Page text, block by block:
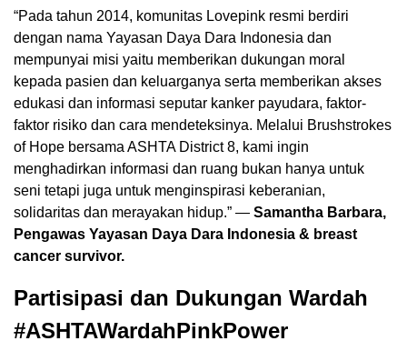
“Pada tahun 2014, komunitas Lovepink resmi berdiri
dengan nama Yayasan Daya Dara Indonesia dan
mempunyai misi yaitu memberikan dukungan moral
kepada pasien dan keluarganya serta memberikan akses
edukasi dan informasi seputar kanker payudara, faktor-
faktor risiko dan cara mendeteksinya. Melalui Brushstrokes
of Hope bersama ASHTA District 8, kami ingin
menghadirkan informasi dan ruang bukan hanya untuk
seni tetapi juga untuk menginspirasi keberanian,
solidaritas dan merayakan hidup.” — Samantha Barbara,
Pengawas Yayasan Daya Dara Indonesia & breast
cancer survivor.
Partisipasi dan Dukungan Wardah
#ASHTAWardahPinkPower